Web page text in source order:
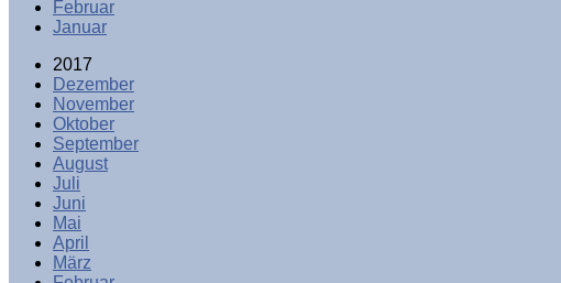
Februar
Januar
2017
Dezember
November
Oktober
September
August
Juli
Juni
Mai
April
März